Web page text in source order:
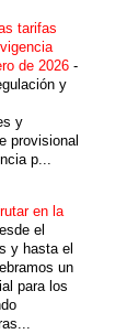
tarifas
de 2026 -
y
y
provisional
p...
en la
el
y hasta el
un
para los